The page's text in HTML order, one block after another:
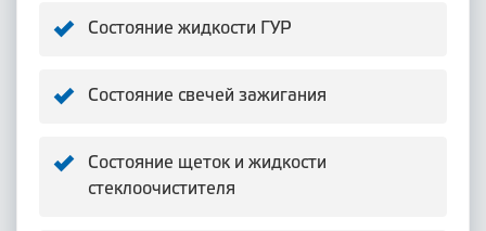
Состояние жидкости ГУР
Состояние свечей зажигания
Состояние щеток и жидкости
стеклоочистителя